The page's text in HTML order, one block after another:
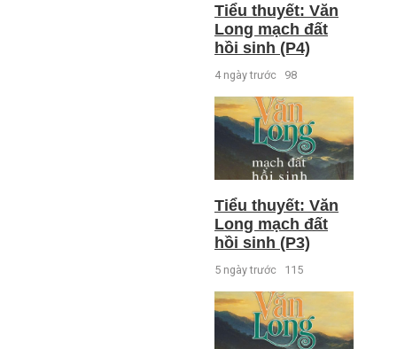
Tiểu thuyết: Văn
Long mạch đất
hồi sinh (P4)
4 ngày trước 98
Tiểu thuyết: Văn
Long mạch đất
hồi sinh (P3)
5 ngày trước 115